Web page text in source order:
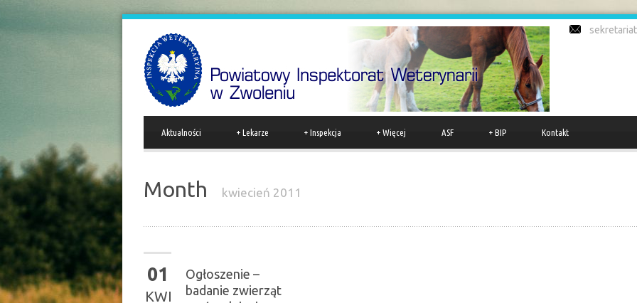
Aktualności Lekarze
+ Inspekcja
+ Więcej
+ ASF BIP
+ Kontakt
Month kwiecień 2011
01
KWI
Ogłoszenie –
badanie zwierząt